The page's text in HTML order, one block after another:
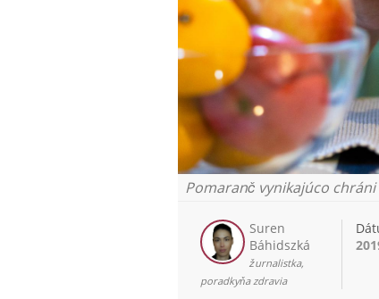
Pomaranč vynikajúco
Suren
Báhidszká
žurnalistka,
poradkyňa zdravia